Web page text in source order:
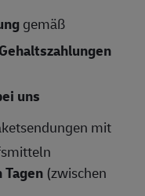
gemäß
uns
mit
(zwischen